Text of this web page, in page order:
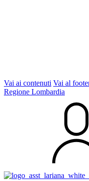
Vai ai contenuti Vai al
Regione Lombardia